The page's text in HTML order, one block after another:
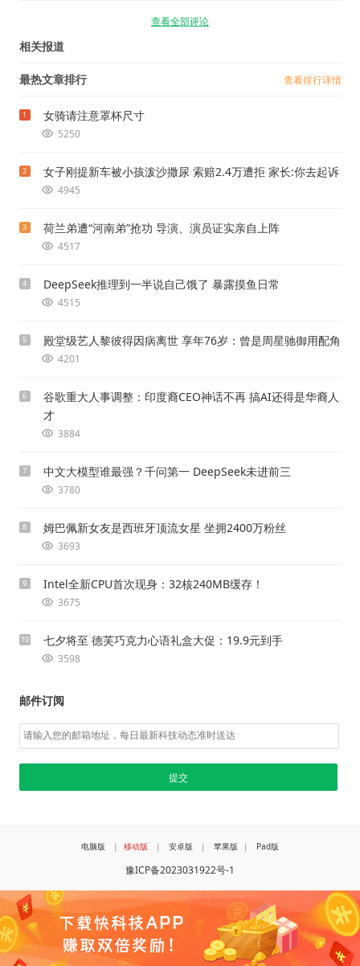
查看全部评论
相关报道
最热文章排行 查看排行详情
1 女骑请注意罩杯尺寸
5250
2 女子刚提新车被小孩泼沙撒尿 索赔2.4万遭拒 家长:你去起诉
4945
3 荷兰弟遭“河南弟”抢功 导演、演员证实亲自上阵
4517
4 DeepSeek推理到一半说自己饿了 暴露摸鱼日常
4515
5 殿堂级艺人黎彼得因病离世 享年76岁：曾是周星驰御用配角
4201
6
谷歌重大人事调整：印度裔CEO神话不再 搞AI还得是华裔人
才
3884
7 中文大模型谁最强？千问第一 DeepSeek未进前三
3780
8 姆巴佩新女友是西班牙顶流女星 坐拥2400万粉丝
3693
9 Intel全新CPU首次现身：32核240MB缓存！
3675
10 七夕将至 德芙巧克力心语礼盒大促：19.9元到手
3598
邮件订阅
电脑版 | 移动版 | 安卓版 | 苹果版 | Pad版
豫ICP备2023031922号-1